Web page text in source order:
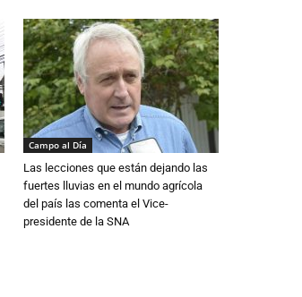
Campo al Día
Las lecciones que están dejando las
fuertes lluvias en el mundo agrícola
del país las comenta el Vice-
presidente de la SNA